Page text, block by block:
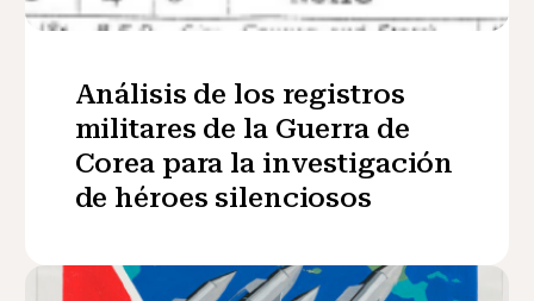
Análisis de los registros
militares de la Guerra de
Corea para la investigación
de héroes silenciosos